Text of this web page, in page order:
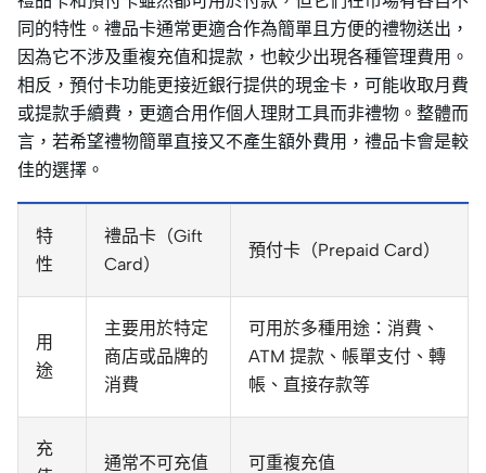
同的特性。禮品卡通常更適合作為簡單且方便的禮物送出，
因為它不涉及重複充值和提款，也較少出現各種管理費用。
相反，預付卡功能更接近銀行提供的現金卡，可能收取月費
或提款手續費，更適合用作個人理財工具而非禮物。整體而
言，若希望禮物簡單直接又不產生額外費用，禮品卡會是較
佳的選擇。
特
性
禮品卡（Gift
Card）
預付卡（Prepaid Card）
用
途
主要用於特定
商店或品牌的
消費
可用於多種用途：消費、
ATM 提款、帳單支付、轉
帳、直接存款等
充
通常不可充值 可重複充值